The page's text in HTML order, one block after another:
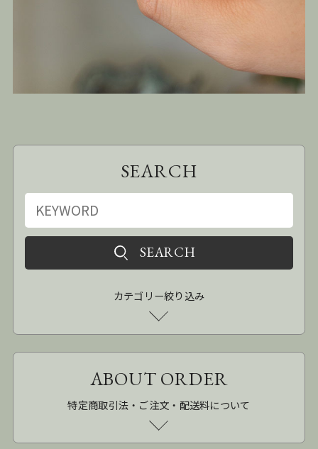
SEARCH
カテゴリー絞り込み
ABOUT ORDER
特定商取引法・ご注文・配送料について